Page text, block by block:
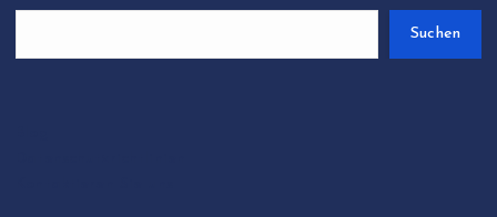
Suchen